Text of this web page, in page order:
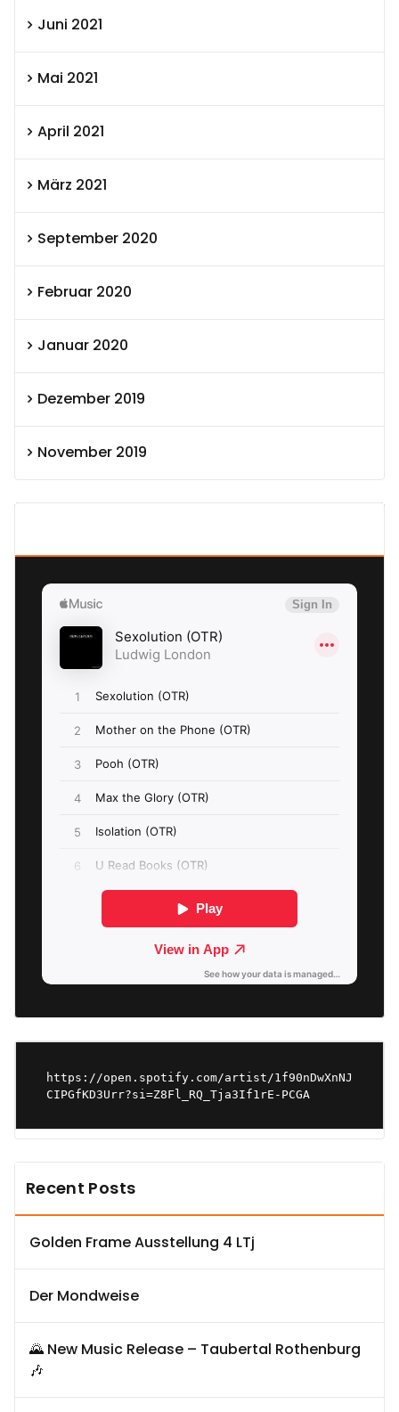
Juni 2021
Mai 2021
April 2021
März 2021
September 2020
Februar 2020
Januar 2020
Dezember 2019
November 2019
https://open.spotify.com/artist/1f90nDwXnNJ
CIPGfKD3Urr?si=Z8Fl_RQ_Tja3If1rE-PCGA
Recent Posts
Golden Frame Ausstellung 4 LTj
Der Mondweise
🌄 New Music Release – Taubertal Rothenburg
🎶